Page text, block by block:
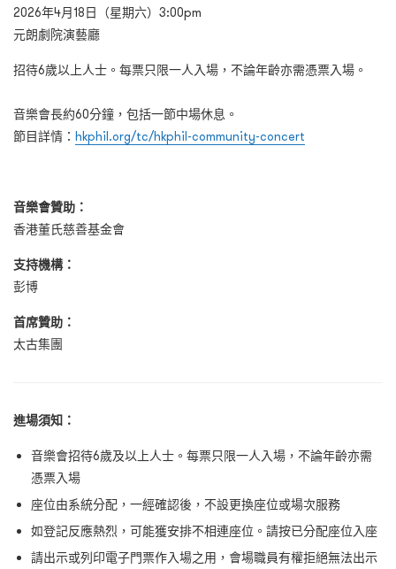
2026年4月18日（星期六）3:00pm
元朗劇院演藝廳
招待6歲以上人士。每票只限一人入場，不論年齡亦需憑票入場。
音樂會長約60分鐘，包括一節中場休息。
節目詳情： hkphil.org/tc/hkphil-community-concert
音樂會贊助 ：
香港董氏慈善基金會
支持機構：
彭博
首席贊助：
太古集團
進場須知：
音樂會招待6歲及以上人士。每票只限一人入場，不論年齡亦需
憑票入場
座位由系統分配，一經確認後，不設更換座位或場次服務
如登記反應熱烈，可能獲安排不相連座位。請按已分配座位入座
請出示或列印電子門票作入場之用，會場職員有權拒絕無法出示